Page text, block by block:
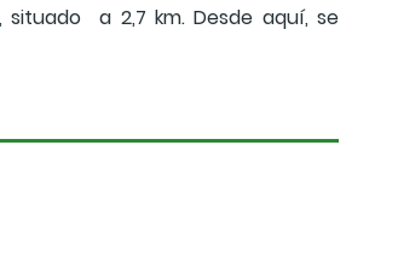
a 2,7 km. Desde aquí, se